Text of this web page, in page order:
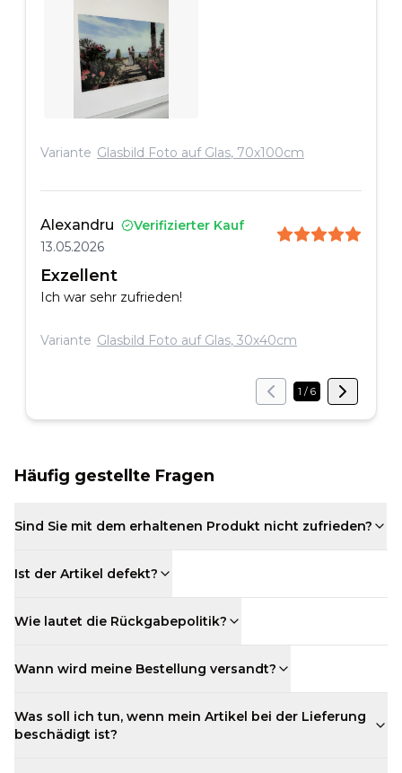
Variante Glasbild Foto auf Glas, 70x100cm
Alexandru
Verifizierter Kauf
13.05.2026
Exzellent
Ich war sehr zufrieden!
Variante Glasbild Foto auf Glas, 30x40cm
1 / 6
Häufig gestellte Fragen
Sind Sie mit dem erhaltenen Produkt nicht zufrieden?
Ist der Artikel defekt?
Wie lautet die Rückgabepolitik?
Wann wird meine Bestellung versandt?
Was soll ich tun, wenn mein Artikel bei der Lieferung
beschädigt ist?